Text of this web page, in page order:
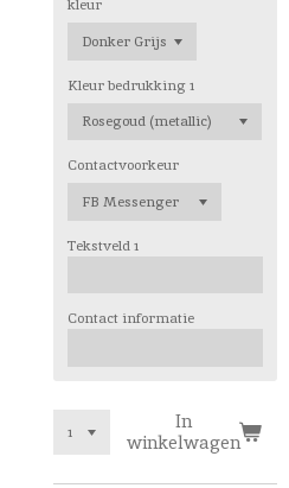
kleur
Kleur bedrukking 1
Contactvoorkeur
Tekstveld 1
Contact informatie
In
winkelwagen